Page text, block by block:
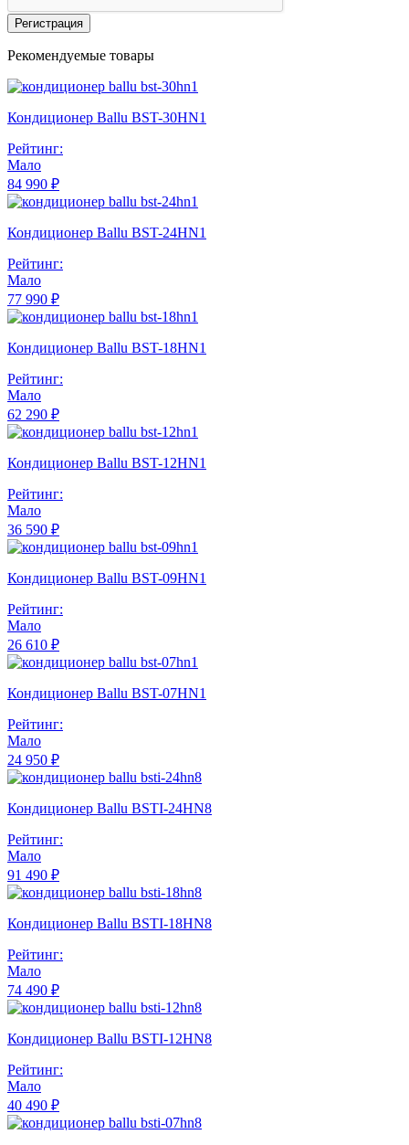
Регистрация
Рекомендуемые товары
Кондиционер Ballu BST-30HN1
Рейтинг:
Мало
84 990 ₽
Кондиционер Ballu BST-24HN1
Рейтинг:
Мало
77 990 ₽
Кондиционер Ballu BST-18HN1
Рейтинг:
Мало
62 290 ₽
Кондиционер Ballu BST-12HN1
Рейтинг:
Мало
36 590 ₽
Кондиционер Ballu BST-09HN1
Рейтинг:
Мало
26 610 ₽
Кондиционер Ballu BST-07HN1
Рейтинг:
Мало
24 950 ₽
Кондиционер Ballu BSTI-24HN8
Рейтинг:
Мало
91 490 ₽
Кондиционер Ballu BSTI-18HN8
Рейтинг:
Мало
74 490 ₽
Кондиционер Ballu BSTI-12HN8
Рейтинг:
Мало
40 490 ₽